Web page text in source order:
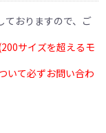
ておりますので、ご
サイズを超えるモ
いて必ずお問い合わ